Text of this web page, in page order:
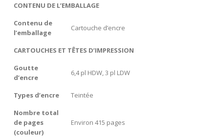
CONTENU DE L’EMBALLAGE
Contenu de
l’emballage
Cartouche d’encre
CARTOUCHES ET TÊTES D’IMPRESSION
Goutte
d’encre
6,4 pl HDW, 3 pl LDW
Types d’encre
Teintée
Nombre total
de pages
(couleur)
Environ 415 pages